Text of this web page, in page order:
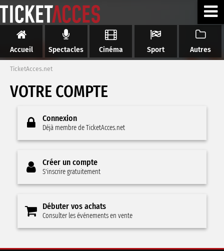
Accueil Spectacles Cinéma Sport Autres
TicketAcces.net
VOTRE COMPTE
Connexion
Déjà membre de TicketAcces.net
Créer un compte
S'inscrire gratuitement
Débuter vos achats
Consulter les événements en vente